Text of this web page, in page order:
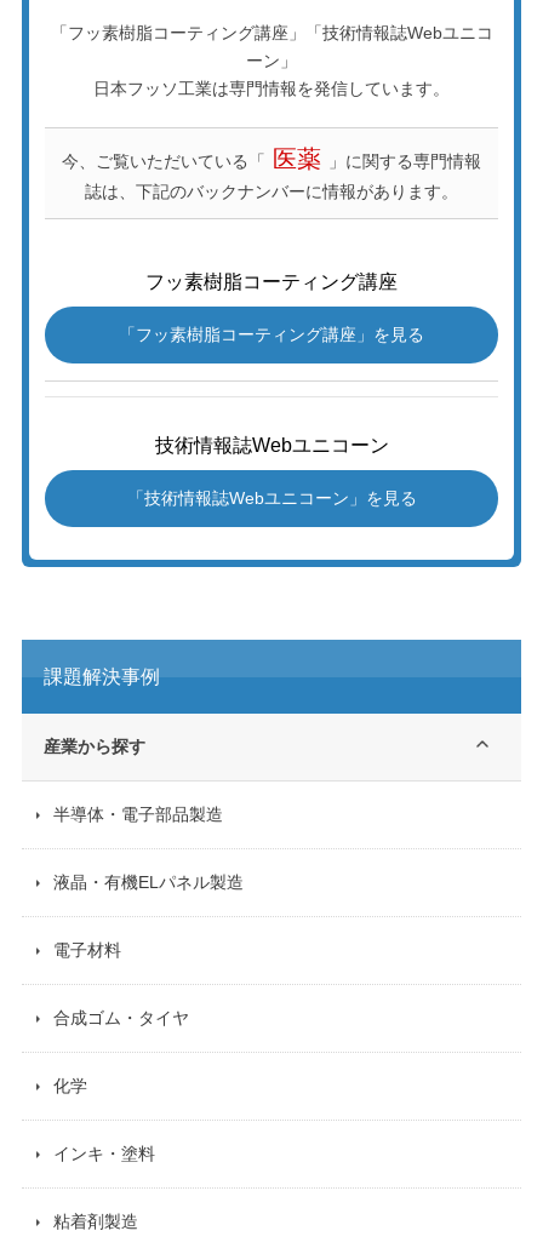
「フッ素樹脂コーティング講座」「技術情報誌Webユニコ
ーン」
日本フッソ工業は専門情報を発信しています。
今、ご覧いただいている「 医薬
」に関する専門情報
誌は、下記のバックナンバーに情報があります。
フッ素樹脂コーティング講座
「フッ素樹脂コーティング講座」を見る
技術情報誌Webユニコーン
「技術情報誌Webユニコーン」を見る
課題解決事例
産業から探す
半導体・電子部品製造
液晶・有機ELパネル製造
電子材料
合成ゴム・タイヤ
化学
インキ・塗料
粘着剤製造